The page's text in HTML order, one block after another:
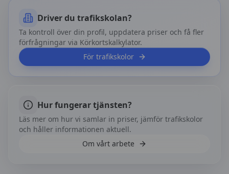
Driver du trafikskolan?
Ta kontroll över din profil, uppdatera priser och få fler
förfrågningar via Körkortskalkylator.
För trafikskolor
Hur fungerar tjänsten?
Läs mer om hur vi samlar in priser, jämför trafikskolor
och håller informationen aktuell.
Om vårt arbete